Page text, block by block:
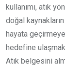
kullanımı, atık
doğal
hayata
hedefine
Atık belgesini